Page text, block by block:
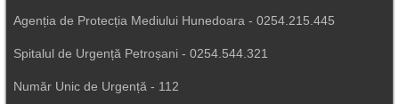
Agenția de Protecția Mediului Hunedoara - 0254.215.445
Spitalul de Urgență Petroșani - 0254.544.321
Număr Unic de Urgență - 112